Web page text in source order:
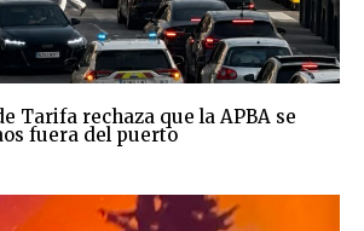
Tarifa rechaza que la APBA se
fuera del puerto